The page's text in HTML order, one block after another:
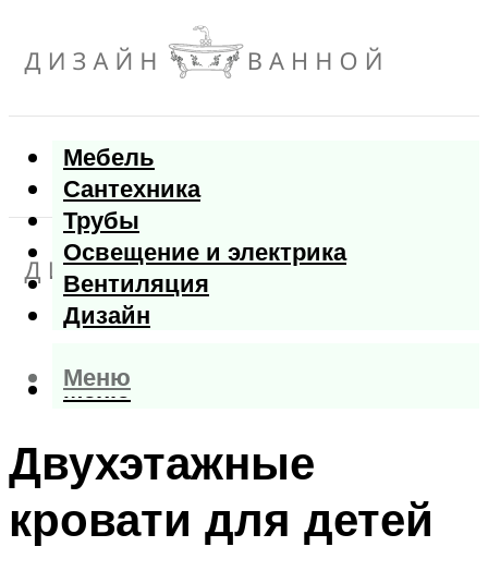
Мебель
Сантехника
Трубы
Освещение и электрика
Вентиляция
Дизайн
Меню
Меню
Двухэтажные
кровати для детей